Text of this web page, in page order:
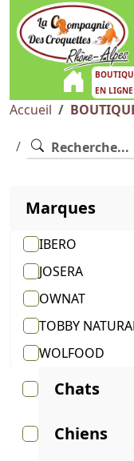
EN LIGNE
Accueil
Marques
IBERO
JOSERA
OWNAT
TOBBY
WOLFOOD
Chats
Chiens